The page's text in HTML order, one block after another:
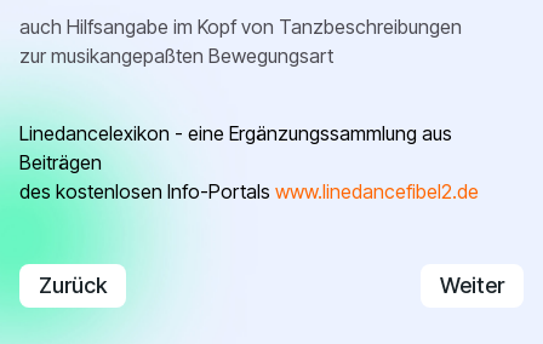
auch Hilfsangabe im Kopf von Tanzbeschreibungen
zur musikangepaßten Bewegungsart
Linedancelexikon - eine Ergänzungssammlung aus
Beiträgen
des kostenlosen Info-Portals www.linedancefibel2.de
Vorheriger Beitrag: Sweetheart Position
Zurück Nächster
Weiter